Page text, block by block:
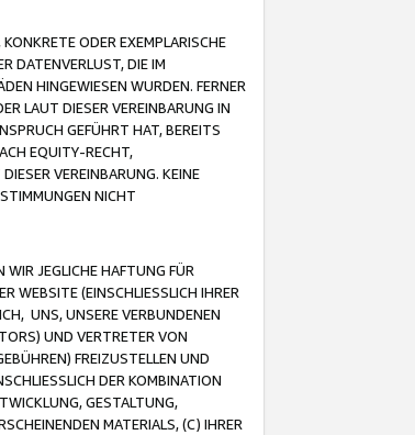
ODER EXEMPLARISCHE
DATENVERLUST, DIE IM
HINGEWIESEN WURDEN. FERNER
LAUT DIESER VEREINBARUNG IN
GEFÜHRT HAT, BEREITS
EQUITY-RECHT,
VEREINBARUNG. KEINE
NICHT
JEGLICHE HAFTUNG FÜR
WEBSITE (EINSCHLIESSLICH IHRER
UNS, UNSERE VERBUNDENEN
UND VERTRETER VON
FREIZUSTELLEN UND
DER KOMBINATION
GESTALTUNG,
MATERIALS, (C) IHRER